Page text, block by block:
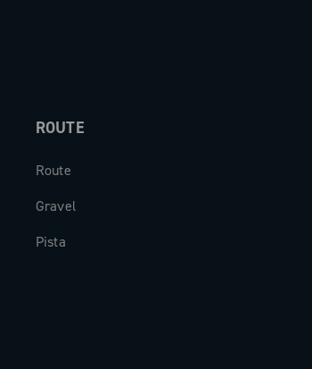
ROUTE
Route
Gravel
Pista